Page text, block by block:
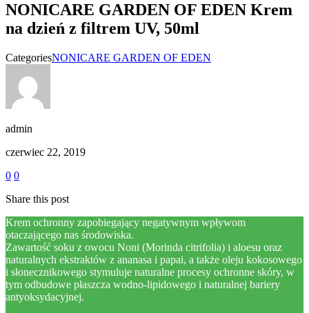
NONICARE GARDEN OF EDEN Krem
na dzień z filtrem UV, 50ml
CategoriesNONICARE GARDEN OF EDEN
admin
czerwiec 22, 2019
0 0
Share this post
Krem ochronny zapobiegający negatywnym wpływom
otaczającego nas środowiska.
Zawartość soku z owocu Noni (Morinda citrifolia) i aloesu oraz
naturalnych ekstraktów z ananasa i papai, a także oleju kokosowego
i słonecznikowego stymuluje naturalne procesy ochronne skóry, w
tym odbudowe płaszcza wodno-lipidowego i naturalnej bariery
antyoksydacyjnej.